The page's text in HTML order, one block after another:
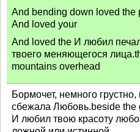
And bending down loved the
And loved your
And loved the И любил
твоего меняющегося
mountains overhead
Бормочет, немного грустно,
сбежала Любовь.beside the
И любил твою красоту